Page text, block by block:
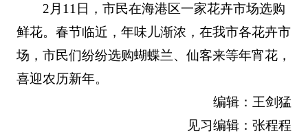
2月11日，市民在海港区一家花卉市场选购
鲜花。春节临近，年味儿渐浓，在我市各花卉市
场，市民们纷纷选购蝴蝶兰、仙客来等年宵花，
喜迎农历新年。
编辑：王剑猛
见习编辑：张程程